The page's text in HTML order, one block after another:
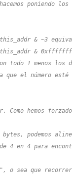
poniendo los
& ~3
0xfffffffc
los dos
esté
Como hemos
en 4 para
sea que